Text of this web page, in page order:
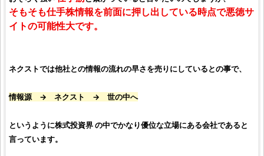
そもそも仕手株情報を前面に押し出している時点で悪徳サ
イトの可能性大です。
ネクストでは他社との情報の流れの早さを売りにしているとの事で、
情報源 → ネクスト → 世の中へ
というように株式投資界 の中でかなり優位な立場にある会社であると
言っています。